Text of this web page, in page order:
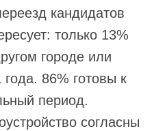
кандидатов
только 13%
городе или
86% готовы к
период.
согласны